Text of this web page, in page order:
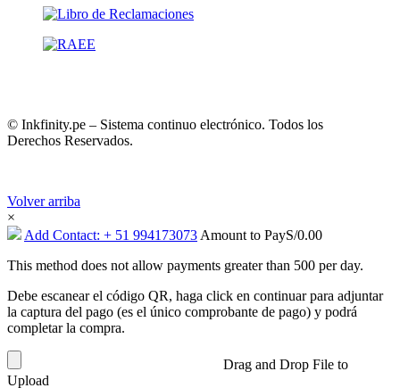
© Inkfinity.pe – Sistema continuo electrónico. Todos los
Derechos Reservados.
Volver arriba
×
Add Contact: + 51 994173073 Amount to PayS/0.00
This method does not allow payments greater than 500 per day.
Debe escanear el código QR, haga click en continuar para adjuntar
la captura del pago (es el único comprobante de pago) y podrá
completar la compra.
Drag and Drop File to
Upload